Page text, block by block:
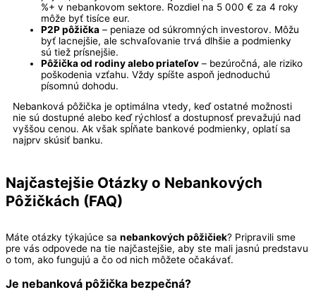
%+ v nebankovom sektore. Rozdiel na 5 000 € za 4 roky
môže byť tisíce eur.
P2P pôžička – peniaze od súkromných investorov. Môžu
byť lacnejšie, ale schvaľovanie trvá dlhšie a podmienky
sú tiež prísnejšie.
Pôžička od rodiny alebo priateľov – bezúročná, ale riziko
poškodenia vzťahu. Vždy spíšte aspoň jednoduchú
písomnú dohodu.
Nebanková pôžička je optimálna vtedy, keď ostatné možnosti
nie sú dostupné alebo keď rýchlosť a dostupnosť prevažujú nad
vyššou cenou. Ak však spĺňate bankové podmienky, oplatí sa
najprv skúsiť banku.
Najčastejšie Otázky o Nebankových
Pôžičkách (FAQ)
Máte otázky týkajúce sa nebankových pôžičiek? Pripravili sme
pre vás odpovede na tie najčastejšie, aby ste mali jasnú predstavu
o tom, ako fungujú a čo od nich môžete očakávať.
Je nebanková pôžička bezpečná?